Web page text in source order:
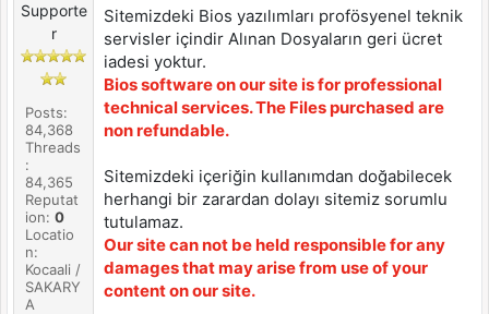
Supporte
r
Posts:
84,368
Threads
:
84,365
Reputat
ion:0
Locatio
n:
Kocaali /
SAKARY
A
Sitemizdeki Bios yazılımları profösyenel teknik
servisler içindir Alınan Dosyaların geri ücret
iadesi yoktur.
Bios software on our site is for professional
technical services. The Files purchased are
non refundable.
Sitemizdeki içeriğin kullanımdan doğabilecek
herhangi bir zarardan dolayı sitemiz sorumlu
tutulamaz.
Our site can not be held responsible for any
damages that may arise from use of your
content on our site.